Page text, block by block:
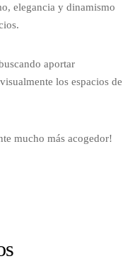
elegancia y dinamismo
aportar
los espacios de
mucho más acogedor!